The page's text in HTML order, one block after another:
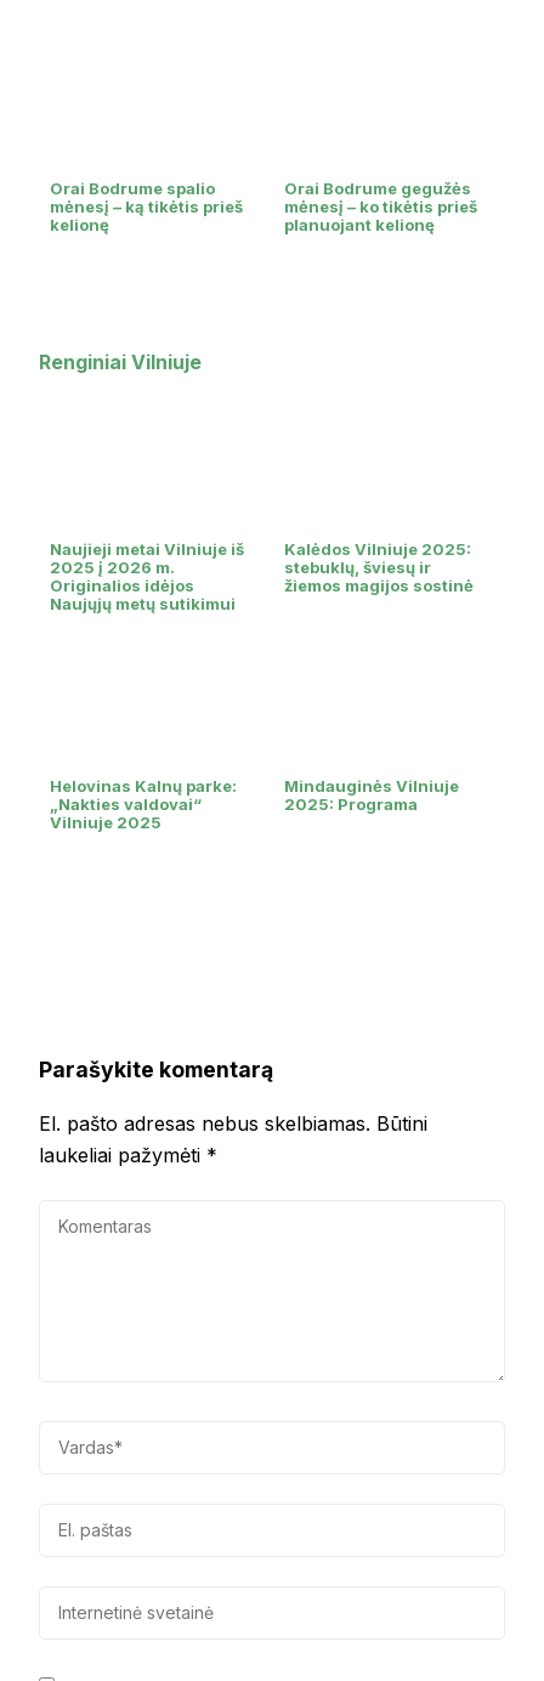
Orai Bodrume spalio
mėnesį – ką tikėtis prieš
kelionę
Orai Bodrume gegužės
mėnesį – ko tikėtis prieš
planuojant kelionę
Renginiai Vilniuje
Naujieji metai Vilniuje iš
2025 į 2026 m.
Originalios idėjos
Naujųjų metų sutikimui
Kalėdos Vilniuje 2025:
stebuklų, šviesų ir
žiemos magijos sostinė
Helovinas Kalnų parke:
„Nakties valdovai“
Vilniuje 2025
Mindauginės Vilniuje
2025: Programa
Parašykite komentarą
El. pašto adresas nebus skelbiamas. Būtini
laukeliai pažymėti *